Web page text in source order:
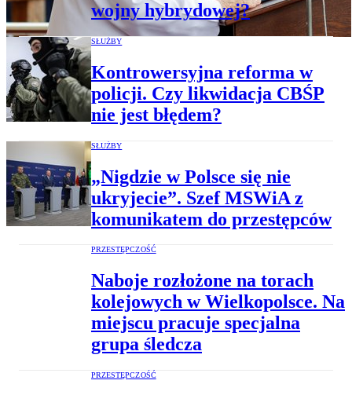
wojny hybrydowej?
SŁUŻBY
Kontrowersyjna reforma w
policji. Czy likwidacja CBŚP
nie jest błędem?
SŁUŻBY
„Nigdzie w Polsce się nie
ukryjecie”. Szef MSWiA z
komunikatem do przestępców
PRZESTĘPCZOŚĆ
Naboje rozłożone na torach
kolejowych w Wielkopolsce. Na
miejscu pracuje specjalna
grupa śledcza
PRZESTĘPCZOŚĆ